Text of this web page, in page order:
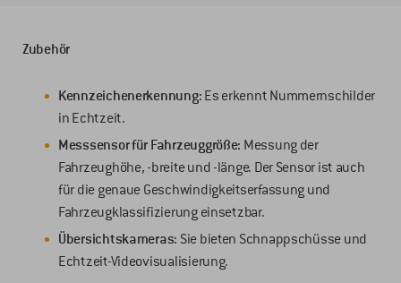
Zubehör
Kennzeichenerkennung: Es erkennt Nummernschilder
in Echtzeit.
Messsensor für Fahrzeuggröße: Messung der
Fahrzeughöhe, -breite und -länge. Der Sensor ist auch
für die genaue Geschwindigkeitserfassung und
Fahrzeugklassifizierung einsetzbar.
Übersichtskameras: Sie bieten Schnappschüsse und
Echtzeit-Videovisualisierung.